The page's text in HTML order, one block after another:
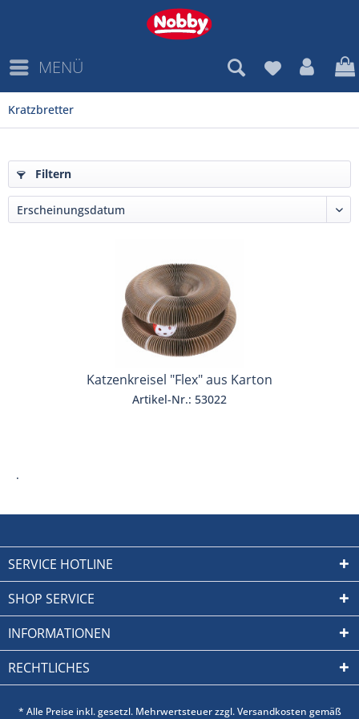
MENÜ
Kratzbretter
Filtern
Katzenkreisel "Flex" aus Karton
Artikel-Nr.: 53022
.
SERVICE HOTLINE
SHOP SERVICE
INFORMATIONEN
RECHTLICHES
* Alle Preise inkl. gesetzl. Mehrwertsteuer zzgl. Versandkosten gemäß